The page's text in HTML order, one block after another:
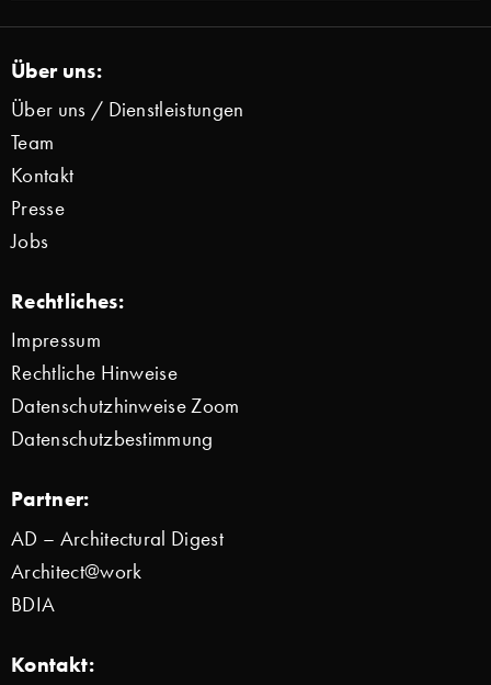
Über uns:
Über uns / Dienstleistungen
Team
Kontakt
Presse
Jobs
Rechtliches:
Impressum
Rechtliche Hinweise
Datenschutzhinweise Zoom
Datenschutzbestimmung
Partner:
AD – Architectural Digest
Architect@work
BDIA
Kontakt: